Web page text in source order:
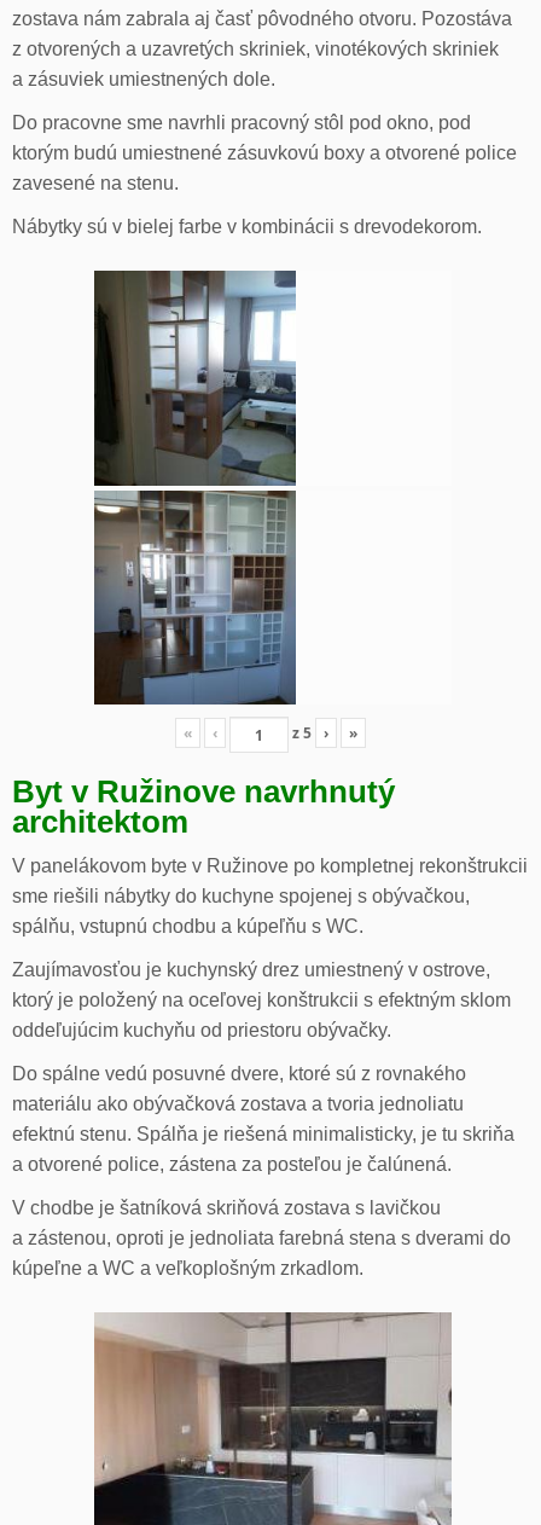
zostava nám zabrala aj časť pôvodného otvoru. Pozostáva
z otvorených a uzavretých skriniek, vinotékových skriniek
a zásuviek umiestnených dole.
Do pracovne sme navrhli pracovný stôl pod okno, pod
ktorým budú umiestnené zásuvkovú boxy a otvorené police
zavesené na stenu.
Nábytky sú v bielej farbe v kombinácii s drevodekorom.
« ‹ z5 › »
Byt v Ružinove navrhnutý
architektom
V panelákovom byte v Ružinove po kompletnej rekonštrukcii
sme riešili nábytky do kuchyne spojenej s obývačkou,
spálňu, vstupnú chodbu a kúpeľňu s WC.
Zaujímavosťou je kuchynský drez umiestnený v ostrove,
ktorý je položený na oceľovej konštrukcii s efektným sklom
oddeľujúcim kuchyňu od priestoru obývačky.
Do spálne vedú posuvné dvere, ktoré sú z rovnakého
materiálu ako obývačková zostava a tvoria jednoliatu
efektnú stenu. Spálňa je riešená minimalisticky, je tu skriňa
a otvorené police, zástena za posteľou je čalúnená.
V chodbe je šatníková skriňová zostava s lavičkou
a zástenou, oproti je jednoliata farebná stena s dverami do
kúpeľne a WC a veľkoplošným zrkadlom.